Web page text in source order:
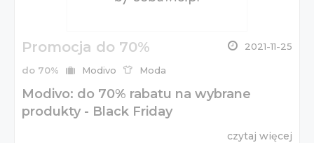
Promocja do 70% 2021-11-25
do 70% Modivo Moda
Modivo: do 70% rabatu na wybrane
produkty - Black Friday
czytaj więcej